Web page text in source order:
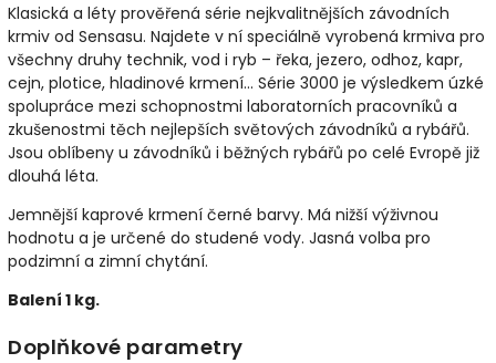
Klasická a léty prověřená série nejkvalitnějších závodních
krmiv od Sensasu. Najdete v ní speciálně vyrobená krmiva pro
všechny druhy technik, vod i ryb – řeka, jezero, odhoz, kapr,
cejn, plotice, hladinové krmení... Série 3000 je výsledkem úzké
spolupráce mezi schopnostmi laboratorních pracovníků a
zkušenostmi těch nejlepších světových závodníků a rybářů.
Jsou oblíbeny u závodníků i běžných rybářů po celé Evropě již
dlouhá léta.
Jemnější kaprové krmení černé barvy. Má nižší výživnou
hodnotu a je určené do studené vody. Jasná volba pro
podzimní a zimní chytání.
Balení 1 kg.
Doplňkové parametry